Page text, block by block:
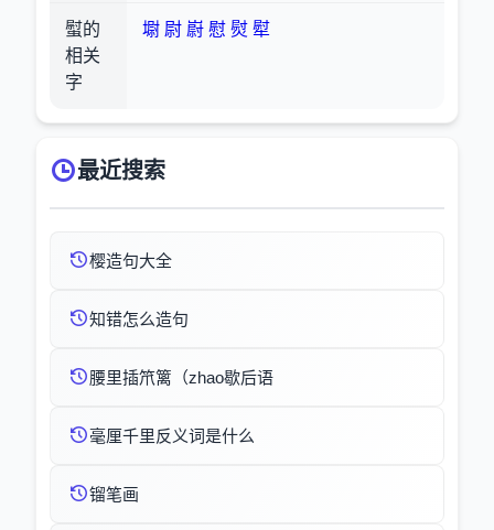
螱的
相关
字
墛 尉 嶎 慰 熨 犚
最近搜索
樱造句大全
知错怎么造句
腰里插笊篱（zhao歇后语
毫厘千里反义词是什么
镏笔画